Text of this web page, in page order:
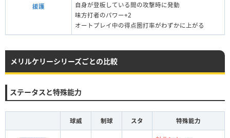
援護
自身が登板している間の攻撃時に発動
味方打者のパワー+2
オートプレイ中の得点圏打率がわずかに上がる
メリルケリーシリーズごとの比較
ステータスと特殊能力
球威 制球 スタ 特殊能力